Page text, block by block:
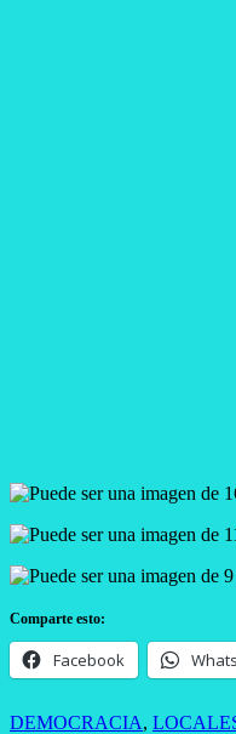
Comparte esto:
Facebook
DEMOCRACIA,